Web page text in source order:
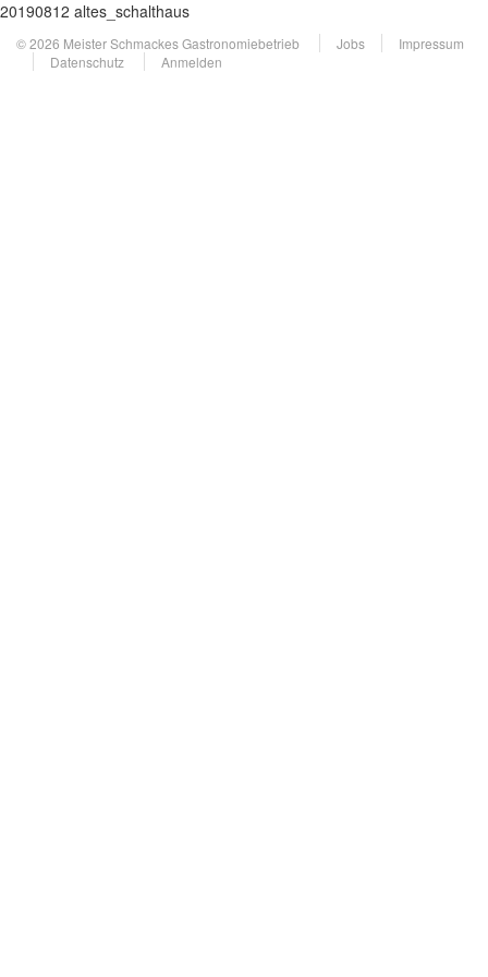
20190812 altes_schalthaus
© 2026 Meister Schmackes Gastronomiebetrieb Jobs
Impressum
Datenschutz
Anmelden